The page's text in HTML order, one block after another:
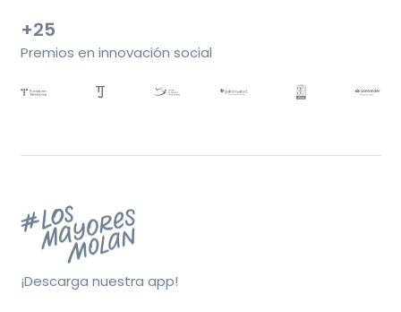
+25
Premios en innovación social
¡Descarga nuestra app!